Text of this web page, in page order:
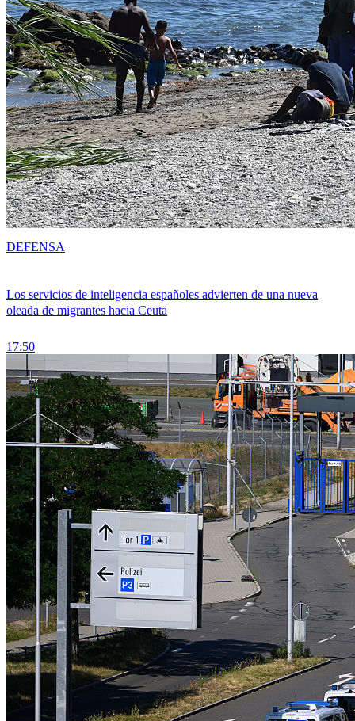
Los servicios de inteligencia españoles advierten de una nueva
oleada de migrantes hacia Ceuta
17:50
DEFENSA